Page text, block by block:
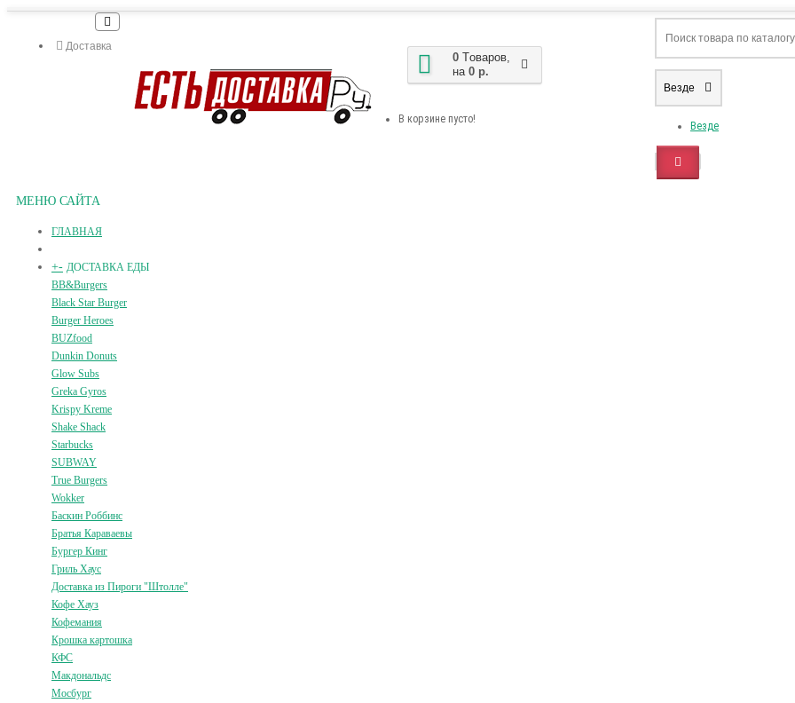
Доставка
0 Tоваров,
на 0 р.
В корзине пусто!
Везде
Везде
МЕНЮ САЙТА
ГЛАВНАЯ
+- ДОСТАВКА ЕДЫ
BB&Burgers
Black Star Burger
Burger Heroes
BUZfood
Dunkin Donuts
Glow Subs
Greka Gyros
Krispy Kreme
Shake Shack
Starbucks
SUBWAY
True Burgers
Wokker
Баскин Роббинс
Братья Караваевы
Бургер Кинг
Гриль Хаус
Доставка из Пироги "Штолле"
Кофе Хауз
Кофемания
Крошка картошка
КФС
Макдональдс
Мосбург